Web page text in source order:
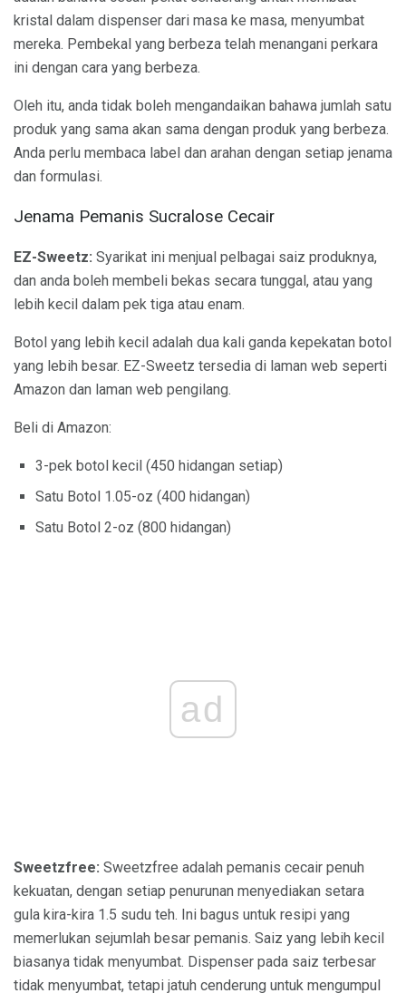
kristal dalam dispenser dari masa ke masa, menyumbat
mereka. Pembekal yang berbeza telah menangani perkara
ini dengan cara yang berbeza.
Oleh itu, anda tidak boleh mengandaikan bahawa jumlah satu
produk yang sama akan sama dengan produk yang berbeza.
Anda perlu membaca label dan arahan dengan setiap jenama
dan formulasi.
Jenama Pemanis Sucralose Cecair
EZ-Sweetz: Syarikat ini menjual pelbagai saiz produknya,
dan anda boleh membeli bekas secara tunggal, atau yang
lebih kecil dalam pek tiga atau enam.
Botol yang lebih kecil adalah dua kali ganda kepekatan botol
yang lebih besar. EZ-Sweetz tersedia di laman web seperti
Amazon dan laman web pengilang.
Beli di Amazon:
3-pek botol kecil (450 hidangan setiap)
Satu Botol 1.05-oz (400 hidangan)
Satu Botol 2-oz (800 hidangan)
ad
Sweetzfree: Sweetzfree adalah pemanis cecair penuh
kekuatan, dengan setiap penurunan menyediakan setara
gula kira-kira 1.5 sudu teh. Ini bagus untuk resipi yang
memerlukan sejumlah besar pemanis. Saiz yang lebih kecil
biasanya tidak menyumbat. Dispenser pada saiz terbesar
tidak menyumbat, tetapi jatuh cenderung untuk mengumpul